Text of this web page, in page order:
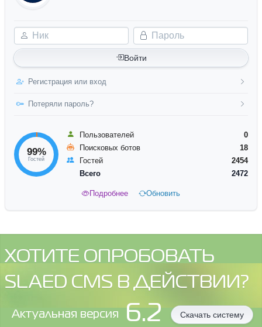
Ник Пароль
Войти
Регистрация или вход
Потеряли пароль?
99%
Гостей
Пользователей
0
Поисковых ботов
18
Гостей
2454
Всего
2472
Подробнее Обновить
ХОТИТЕ ОПРОБОВАТЬ
SLAED CMS В ДЕЙСТВИИ?
Aктуальная версия 6.2 Скачать систему